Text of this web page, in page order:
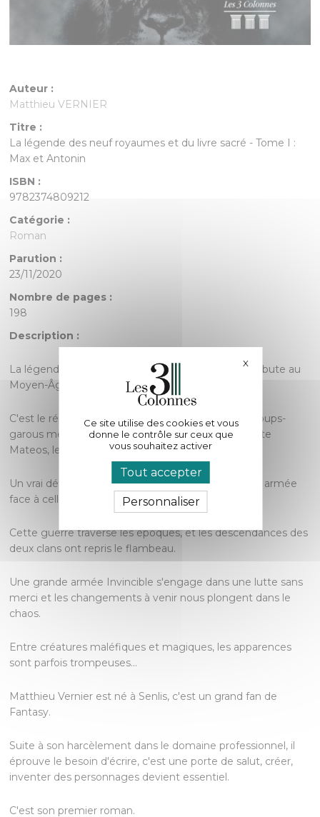
Auteur :
Matthieu VERNIER
Titre :
La légende des neuf royaumes et du livre sacré - Tome I :
Max et Antonin
ISBN :
9782374809212
Catégorie :
Roman
Parution :
23/11/2020
Nombre de pages :
198
Description :
La légende des neuf royaumes et du livre sacré débute au
Moyen-Âge et traverse notre ère.
C'est le récit de deux meutes qui s'affrontent, les loups-
garous menés par le jeune prince Mèros et le comte
Mateos, le roi des vampires.
Un vrai défi pour le jeune prince qui perd toute son armée
face à celle du Comte et du roi Zolius.
Cette guerre traverse les époques, et les descendances des
deux clans ont repris le flambeau.
Une grande armée Invincible s'engage dans une lutte sans
merci et les changements à venir nous plongent dans le
chaos.
Entre créatures maléfiques et magiques, les apparences
sont parfois trompeuses...
Matthieu Vernier est né à Senlis, c'est un grand fan de
Fantasy.
Suite à son harcèlement dans le domaine professionnel, il
éprouve le besoin d'écrire, c'est une porte de salut, créer,
inventer des personnages devient essentiel.
C'est son premier roman.
Ce site utilise des cookies et vous
donne le contrôle sur ceux que
vous souhaitez activer
Tout accepter
Personnaliser
XMasquer le